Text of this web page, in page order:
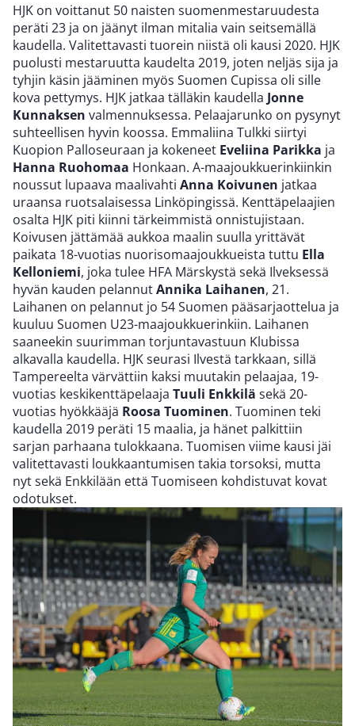
HJK on voittanut 50 naisten suomenmestaruudesta
peräti 23 ja on jäänyt ilman mitalia vain seitsemällä
kaudella. Valitettavasti tuorein niistä oli kausi 2020. HJK
puolusti mestaruutta kaudelta 2019, joten neljäs sija ja
tyhjin käsin jääminen myös Suomen Cupissa oli sille
kova pettymys. HJK jatkaa tälläkin kaudella Jonne
Kunnaksen valmennuksessa. Pelaajarunko on pysynyt
suhteellisen hyvin koossa. Emmaliina Tulkki siirtyi
Kuopion Palloseuraan ja kokeneet Eveliina Parikka ja
Hanna Ruohomaa Honkaan. A-maajoukkuerinkiinkin
noussut lupaava maalivahti Anna Koivunen jatkaa
uraansa ruotsalaisessa Linköpingissä. Kenttäpelaajien
osalta HJK piti kiinni tärkeimmistä onnistujistaan.
Koivusen jättämää aukkoa maalin suulla yrittävät
paikata 18-vuotias nuorisomaajoukkueista tuttu Ella
Kelloniemi, joka tulee HFA Märskystä sekä Ilveksessä
hyvän kauden pelannutAnnika Laihanen, 21.
Laihanen on pelannut jo 54 Suomen pääsarjaottelua ja
kuuluu Suomen U23-maajoukkuerinkiin. Laihanen
saaneekin suurimman torjuntavastuun Klubissa
alkavalla kaudella. HJK seurasi Ilvestä tarkkaan, sillä
Tampereelta värvättiin kaksi muutakin pelaajaa, 19-
vuotias keskikenttäpelaaja Tuuli Enkkilä sekä 20-
vuotias hyökkääjä Roosa Tuominen. Tuominen teki
kaudella 2019 peräti 15 maalia, ja hänet palkittiin
sarjan parhaana tulokkaana. Tuomisen viime kausi jäi
valitettavasti loukkaantumisen takia torsoksi, mutta
nyt sekä Enkkilään että Tuomiseen kohdistuvat kovat
odotukset.